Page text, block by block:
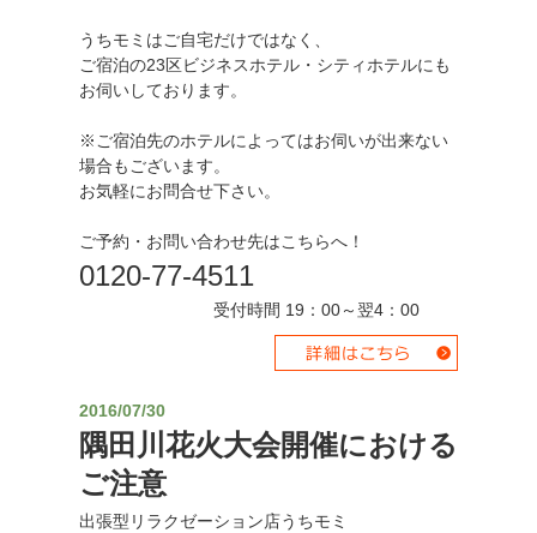
うちモミはご自宅だけではなく、
ご宿泊の23区ビジネスホテル・シティホテルにも
お伺いしております。
※ご宿泊先のホテルによってはお伺いが出来ない
場合もございます。
お気軽にお問合せ下さい。
ご予約・お問い合わせ先はこちらへ！
0120-77-4511
受付時間 19：00～翌4：00
2016/07/30
隅田川花火大会開催における
ご注意
出張型リラクゼーション店うちモミ